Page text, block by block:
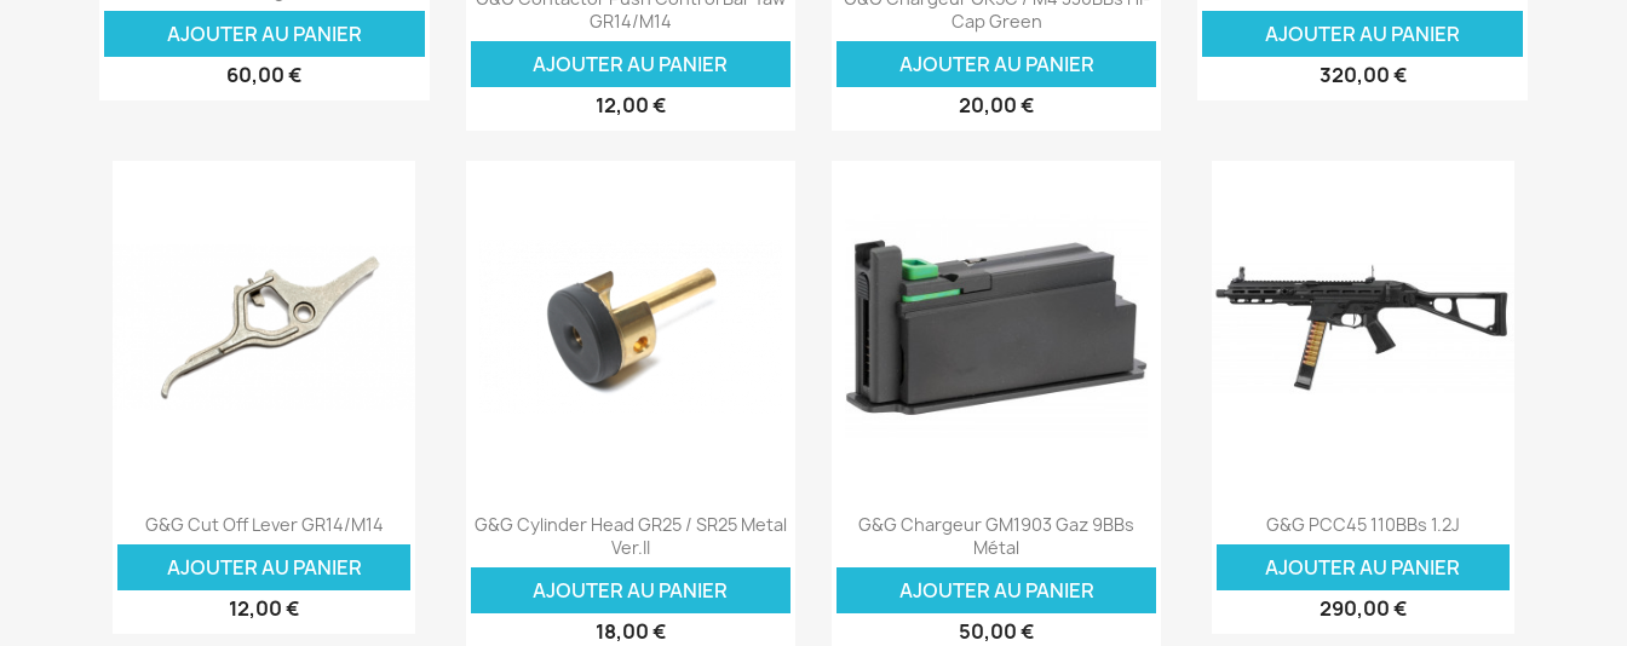
AJOUTER AU PANIER
60,00 €
GR14/M14
AJOUTER AU PANIER
12,00 €
Cap Green
AJOUTER AU PANIER
20,00 €
AJOUTER AU PANIER
320,00 €
Aperçu rapide
G&G Cut Off Lever GR14/M14
AJOUTER AU PANIER
12,00 €
Aperçu rapide
G&G Cylinder Head GR25 / SR25 Metal
Ver.II
AJOUTER AU PANIER
18,00 €
Aperçu rapide
G&G Chargeur GM1903 Gaz 9BBs
Métal
AJOUTER AU PANIER
50,00 €
 Aperçu rapide
G&G PCC45 110BBs 1.2J
AJOUTER AU PANIER
290,00 €